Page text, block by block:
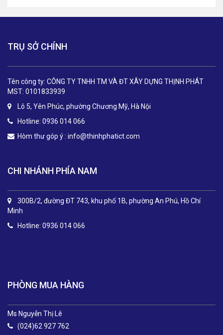
TRỤ SỞ CHÍNH
Tên công ty: CÔNG TY TNHH TM VÀ ĐT XÂY DỰNG THỊNH PHÁT
MST: 0101833939
Lô 5, Yên Phúc, phường Chương Mỹ, Hà Nội
Hotline: 0936 014 066
Hòm thư góp ý : info@thinhphatict.com
CHI NHÁNH PHÍA NAM
300B/2, đường ĐT 743, khu phố 1B, phường An Phú, Hồ Chí
Minh
Hotline: 0936 014 066
.
PHÒNG MUA HÀNG
Ms Nguyễn Thị Lê
(024)62 927 762